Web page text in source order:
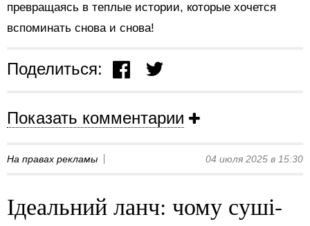
превращаясь в теплые истории, которые хочется
вспоминать снова и снова!
Поделиться:
Показать комментарии
На правах рекламы 04 июля 2025 в 15:30
Ідеальний ланч: чому суші-